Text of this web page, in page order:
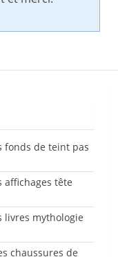
fonds de teint pas
affichages tête
livres mythologie
chaussures de